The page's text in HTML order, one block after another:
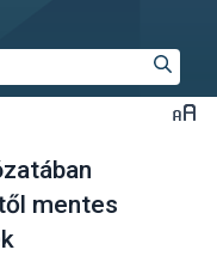
mentes